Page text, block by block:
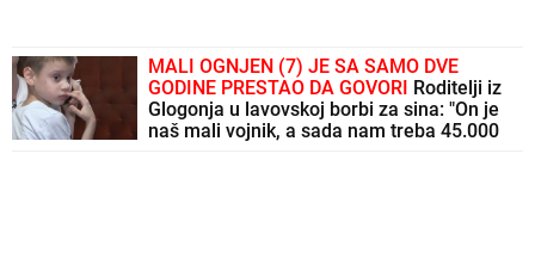
MALI OGNJEN (7) JE SA SAMO DVE
GODINE PRESTAO DA GOVORI Roditelji iz
Glogonja u lavovskoj borbi za sina: "On je
naš mali vojnik, a sada nam treba 45.000